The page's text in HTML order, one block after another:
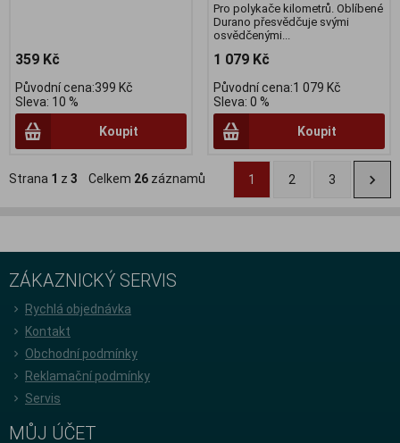
359 Kč
Původní cena:399 Kč
Sleva: 10 %
Koupit
Pro polykače kilometrů. Oblíbené
Durano přesvědčuje svými
osvědčenými...
1 079 Kč
Původní cena:1 079 Kč
Sleva: 0 %
Koupit
Strana 1 z 3 Celkem 26 záznamů 1 2 3
ZÁKAZNICKÝ SERVIS
Rychlá objednávka
Kontakt
Obchodní podmínky
Reklamační podmínky
Servis
MŮJ ÚČET